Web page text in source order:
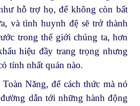
hỗ trợ họ, để không còn bất
và tình huynh đệ sẽ trở thành
trong thế giới chúng ta, hơn
hiệu đầy trang trọng nhưng
tính nhất quán nào.
Năng, để cách thức mà nó
dẫn tới những hành động